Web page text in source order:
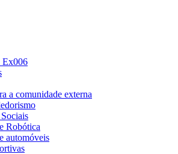
Ex006
a comunidade externa
Robótica
automóveis